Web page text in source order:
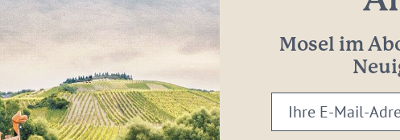
Mosel im
Ihre
E-